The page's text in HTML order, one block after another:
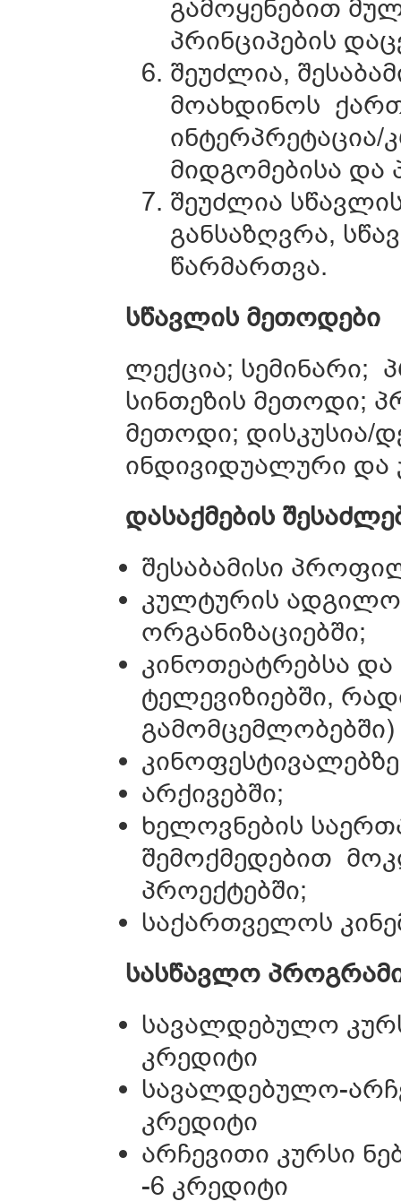
გამოყენებით
პრინციპების
შეუძლია,
მოახდინოს
მიდგომებისა და
შეუძლია
განსაზღვრა,
წარმართვა.
სწავლის მეთოდები
ლექცია; სემინარი;
სინთეზის მეთოდი;
მეთოდი; დისკუსია/
ინდივიდუალური და
დასაქმების
შესაბამისი
კულტურის
ორგანიზაციებში;
კინოთეატრებსა და
ტელევიზიებში,
არქივებში;
ხელოვნების
შემოქმედებით
პროექტებში;
საქართველოს
სასწავლო
სავალდებულო
კრედიტი
სავალდებულო-
კრედიტი
არჩევითი კურსი
-6 კრედიტი